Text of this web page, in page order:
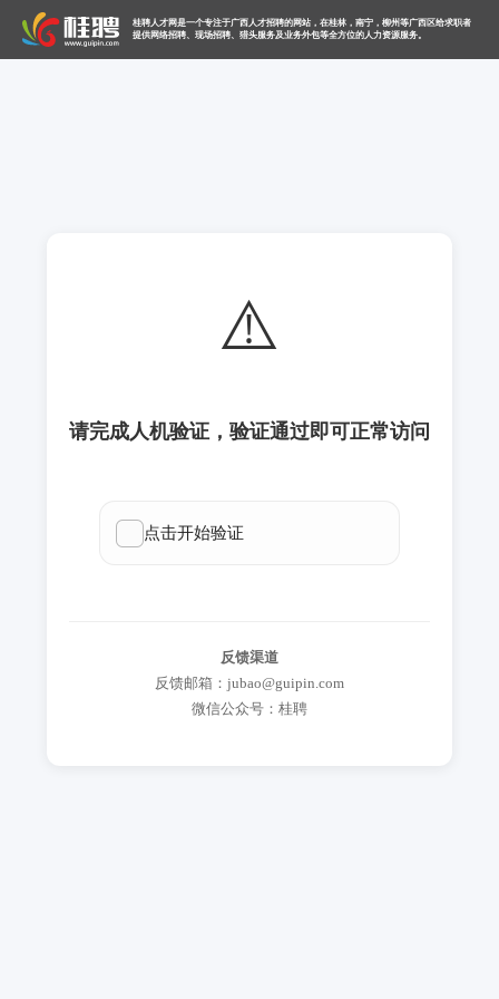
桂聘人才网是一个专注于广西人才招聘的网站，在桂林，南宁，柳州等广西区给求职者
提供网络招聘、现场招聘、猎头服务及业务外包等全方位的人力资源服务。
⚠️
请完成人机验证，验证通过即可正常访问
反馈渠道
反馈邮箱：jubao@guipin.com
微信公众号：桂聘